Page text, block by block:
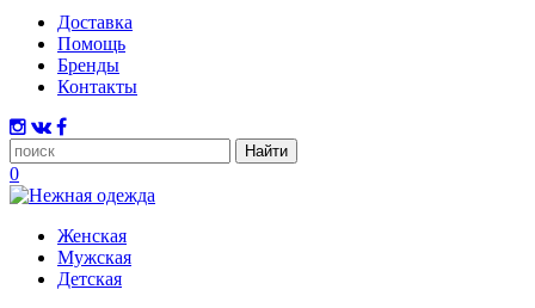
Доставка
Помощь
Бренды
Контакты
0
Женская
Мужская
Детская